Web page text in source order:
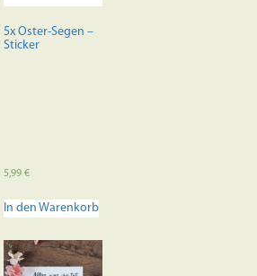
5x Oster-Segen –
Sticker
5,99€
In den Warenkorb